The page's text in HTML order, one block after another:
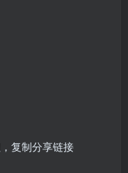
复制分享链接